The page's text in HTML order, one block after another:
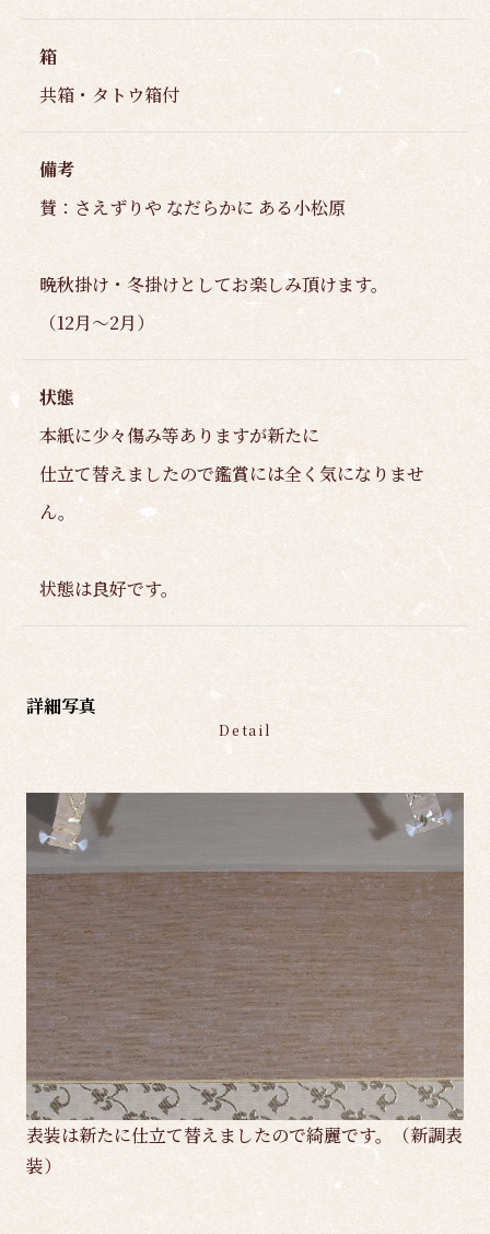
箱
共箱・タトウ箱付
備考
賛：さえずりや なだらかに ある小松原
晩秋掛け・冬掛けとしてお楽しみ頂けます。
（12月～2月）
状態
本紙に少々傷み等ありますが新たに
仕立て替えましたので鑑賞には全く気になりませ
ん。
状態は良好です。
詳細写真
Detail
表装は新たに仕立て替えましたので綺麗です。（新調表
装）